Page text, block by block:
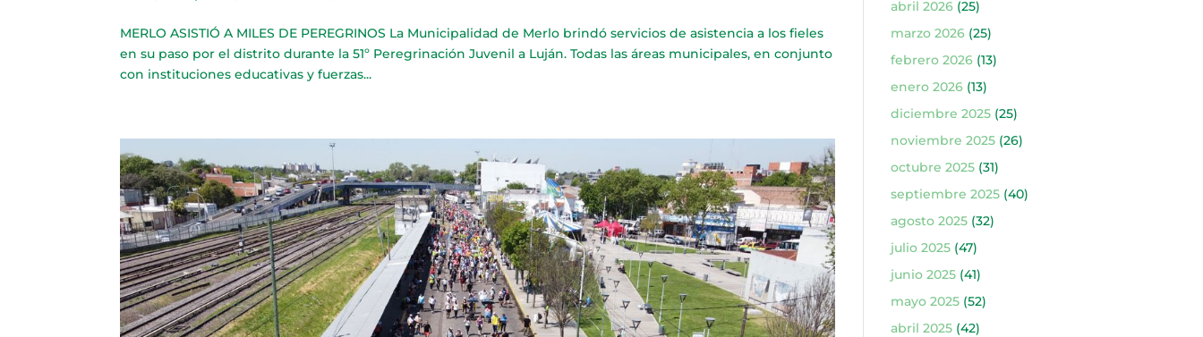
MERLO ASISTIÓ A MILES DE PEREGRINOS La Municipalidad de Merlo brindó servicios de asistencia a los fieles
en su paso por el distrito durante la 51º Peregrinación Juvenil a Luján. Todas las áreas municipales, en conjunto
con instituciones educativas y fuerzas...
abril 2026(25)
marzo 2026(25)
febrero 2026(13)
enero 2026(13)
diciembre 2025(25)
noviembre 2025(26)
octubre 2025(31)
septiembre 2025(40)
agosto 2025(32)
julio 2025(47)
junio 2025(41)
mayo 2025(52)
abril 2025(42)